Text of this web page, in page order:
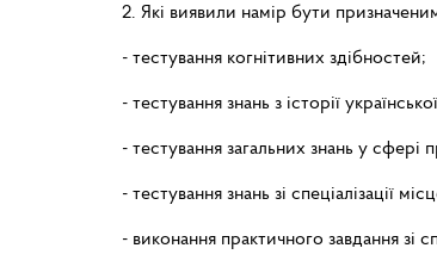
2. Які виявили намір бути
- тестування когнітивних здібностей;
- тестування знань з історії
- тестування загальних знань у сфері
- тестування знань зі спеціалізації
- виконання практичного завдання зі